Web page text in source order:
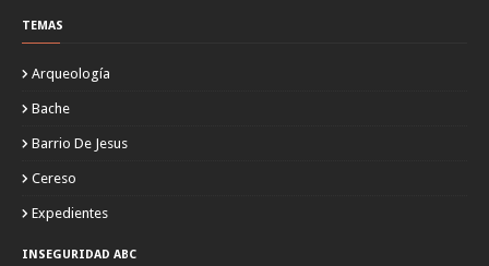
TEMAS
Arqueología
Bache
Barrio De Jesus
Cereso
Expedientes
INSEGURIDAD ABC